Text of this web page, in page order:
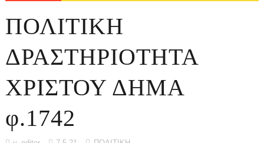
ΠΟΛΙΤΙΚΗ
ΔΡΑΣΤΗΡΙΟΤΗΤΑ
ΧΡΙΣΤΟΥ ΔΗΜΑ
φ.1742